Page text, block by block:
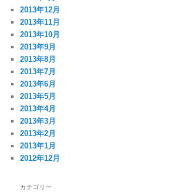
2013年12月
2013年11月
2013年10月
2013年9月
2013年8月
2013年7月
2013年6月
2013年5月
2013年4月
2013年3月
2013年2月
2013年1月
2012年12月
カテゴリー